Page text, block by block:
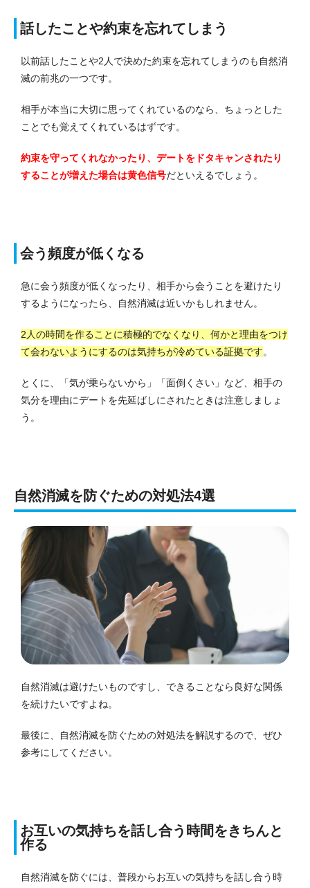
話したことや約束を忘れてしまう
以前話したことや2人で決めた約束を忘れてしまうのも自然消
滅の前兆の一つです。
相手が本当に大切に思ってくれているのなら、ちょっとした
ことでも覚えてくれているはずです。
約束を守ってくれなかったり、デートをドタキャンされたり
することが増えた場合は黄色信号だといえるでしょう。
会う頻度が低くなる
急に会う頻度が低くなったり、相手から会うことを避けたり
するようになったら、自然消滅は近いかもしれません。
2人の時間を作ることに積極的でなくなり、何かと理由をつけ
て会わないようにするのは気持ちが冷めている証拠です。
とくに、「気が乗らないから」「面倒くさい」など、相手の
気分を理由にデートを先延ばしにされたときは注意しましょ
う。
自然消滅を防ぐための対処法4選
自然消滅は避けたいものですし、できることなら良好な関係
を続けたいですよね。
最後に、自然消滅を防ぐための対処法を解説するので、ぜひ
参考にしてください。
お互いの気持ちを話し合う時間をきちんと
作る
自然消滅を防ぐには、普段からお互いの気持ちを話し合う時